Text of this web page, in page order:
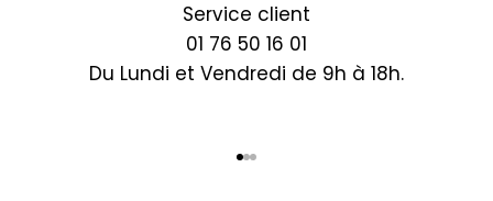
Service client
01 76 50 16 01
Du Lundi et Vendredi de 9h à 18h.